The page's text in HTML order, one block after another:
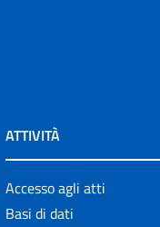
ATTIVITÀ
Accesso agli atti
Basi di dati